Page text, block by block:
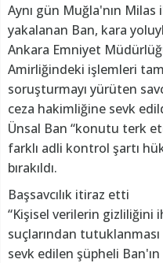
Aynı gün Muğla'nın
yakalanan Ban, kara
Ankara Emniyet
Amirliğindeki işlemleri
soruşturmayı yürüten
ceza hakimliğine sevk
Ünsal Ban “konutu terk
farklı adli kontrol şartı
bırakıldı.
Başsavcılık itiraz etti
“Kişisel verilerin gizliliğini
suçlarından
sevk edilen şüpheli